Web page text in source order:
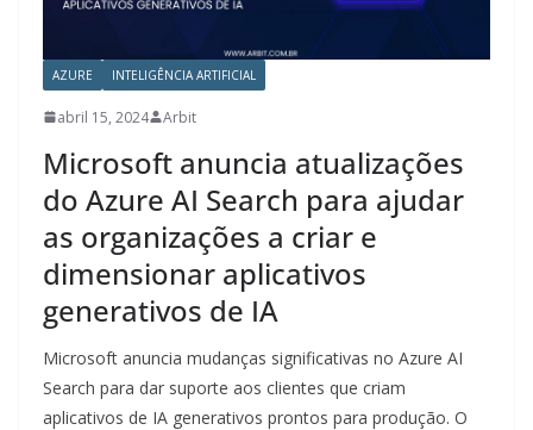
AZURE INTELIGÊNCIA ARTIFICIAL
abril 15, 2024 Arbit
Microsoft anuncia atualizações
do Azure AI Search para ajudar
as organizações a criar e
dimensionar aplicativos
generativos de IA
Microsoft anuncia mudanças significativas no Azure AI
Search para dar suporte aos clientes que criam
aplicativos de IA generativos prontos para produção. O